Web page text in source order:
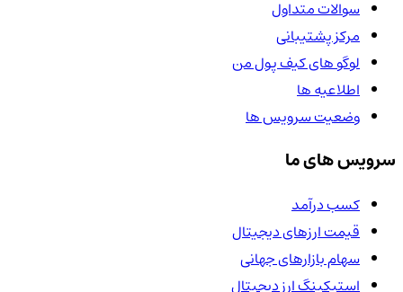
سوالات متداول
مرکز پشتیبانی
لوگو های کیف پول من
اطلاعیه ها
وضعیت سرویس ها
سرویس های ما
کسب درآمد
قیمت ارزهای دیجیتال
سهام بازارهای جهانی
استیکینگ ارز دیجیتال